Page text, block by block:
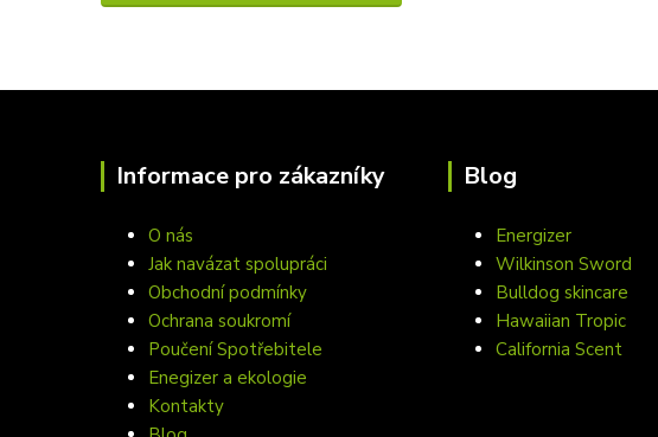
Informace pro zákazníky
O nás
Jak navázat spolupráci
Obchodní podmínky
Ochrana soukromí
Poučení Spotřebitele
Enegizer a ekologie
Kontakty
Blog
Energizer
Wilkinson Sword
Bulldog skincare
Hawaiian Tropic
California Scent